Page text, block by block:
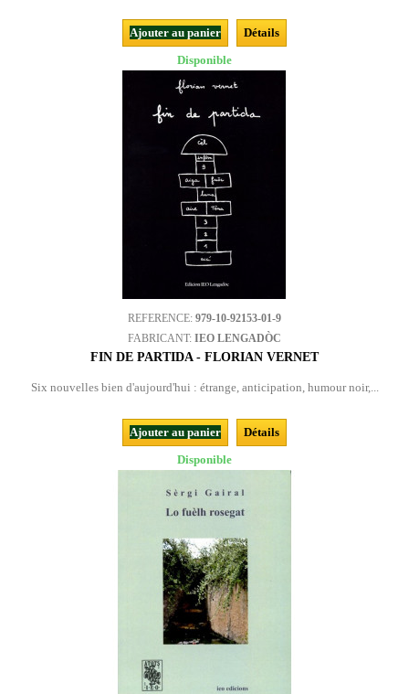
Ajouter au panier
Détails
Disponible
REFERENCE: 979-10-92153-01-9
FABRICANT: IEO LENGADÒC
FIN DE PARTIDA - FLORIAN VERNET
Six nouvelles bien d'aujourd'hui : étrange, anticipation, humour noir,...
Ajouter au panier
Détails
Disponible